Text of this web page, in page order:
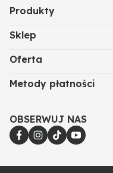
Produkty
Sklep
Oferta
Metody płatności
OBSERWUJ NAS